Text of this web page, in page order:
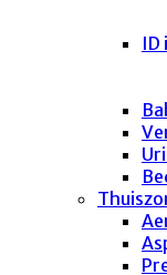
ID